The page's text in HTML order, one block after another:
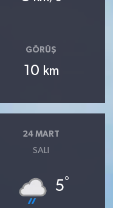
GÖRÜŞ
10 km
24 MART
SALI
5°